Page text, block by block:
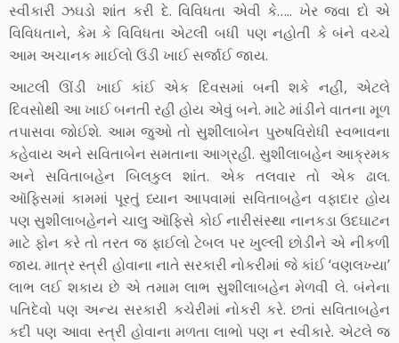
સ્વીકારી ઝઘડો શાંત કરી દે. વિવિધતા એવી કે….. ખેર જવા દો એ
વિવિધતાને, કેમ કે વિવિધતા એટલી બધી પણ નહોતી કે બંને વચ્ચે
આમ અચાનક માઈલો ઉંડી ખાઈ સર્જાઈ જાય.
આટલી ઊંડી ખાઈ કાંઈ એક દિવસમાં બની શકે નહીં, એટલે
દિવસોથી આ ખાઈ બનતી રહી હોય એવું બને. માટે માંડીને વાતના મૂળ
તપાસવા જોઈશે. આમ જુઓ તો સુશીલાબેન પુરુષવિરોધી સ્વભાવના
કહેવાય અને સવિતાબેન સમતાના આગ્રહી. સુશીલાબહેન આક્રમક
અને સવિતાબહેન બિલકુલ શાંત. એક તલવાર તો એક ઢાલ.
ઑફિસમાં કામમાં પૂરતું ધ્યાન આપવામાં સવિતાબહેન વફાદાર હોય
પણ સુશીલાબહેનને ચાલુ ઑફિસે કોઈ નારીસંસ્થા નાનકડા ઉદઘાટન
માટે ફોન કરે તો તરત જ ફાઈલો ટેબલ પર ખુલ્લી છોડીને એ નીકળી
જાય. માત્ર સ્ત્રી હોવાના નાતે સરકારી નોકરીમાં જે કાંઈ ‘વણલખ્યા’
લાભ લઈ શકાય છે એ તમામ લાભ સુશીલાબહેન મેળવી લે. બંનેના
પતિદેવો પણ અન્ય સરકારી કચેરીમાં નોકરી કરે. છતાં સવિતાબહેન
કદી પણ આવા સ્ત્રી હોવાના મળતા લાભો પણ ન સ્વીકારે. એટલે જ